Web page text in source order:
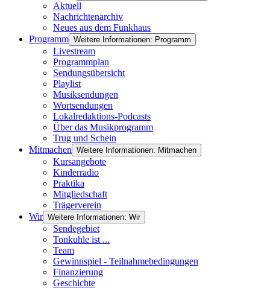
Aktuell
Nachrichtenarchiv
Neues aus dem Funkhaus
Programm Weitere Informationen: Programm
Livestream
Programmplan
Sendungsübersicht
Playlist
Musiksendungen
Wortsendungen
Lokalredaktions-Podcasts
Über das Musikprogramm
Trug und Schein
Mitmachen Weitere Informationen: Mitmachen
Kursangebote
Kinderradio
Praktika
Mitgliedschaft
Trägerverein
Wir Weitere Informationen: Wir
Sendegebiet
Tonkuhle ist ...
Team
Gewinnspiel - Teilnahmebedingungen
Finanzierung
Geschichte